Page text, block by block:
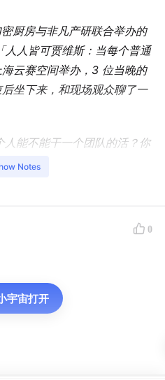
厨房与非凡产研联合举办的
人皆可贾维斯：当每个普通
海云赛空间举办，3 位当晚的
坐下来，和现场观众聊了一
能不能干一个团队的活？你
一个客户到三次安装又三
人讲了三种实践路径，也
节目。这是三个真正在用 AI
头下面全是小打小闹」「做
Notes
0
宇宙打开